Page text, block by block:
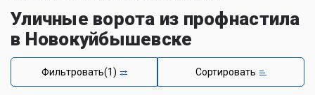
Уличные ворота из профнастила
в Новокуйбышевске
Фильтровать(1) Сортировать